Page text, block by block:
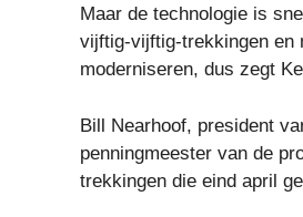
Maar de technologie is
vijftig-vijftig-trekkingen en
moderniseren, dus zegt
Bill Nearhoof, president
penningmeester van de
trekkingen die eind april